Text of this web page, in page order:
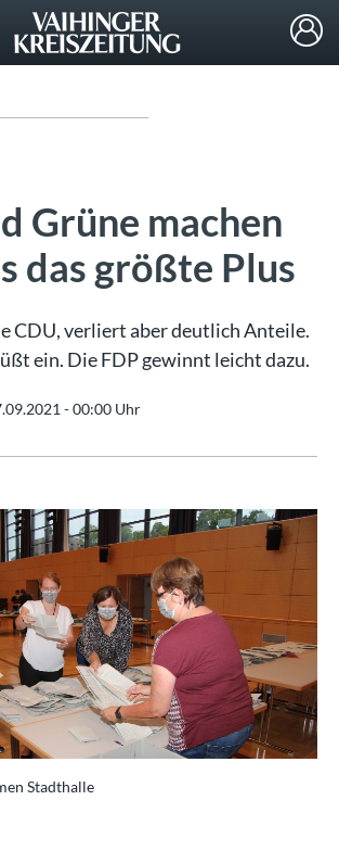
Grüne machen
das größte Plus
CDU, verliert aber deutlich Anteile.
ein. Die FDP gewinnt leicht dazu.
- 00:00 Uhr
Stadthalle